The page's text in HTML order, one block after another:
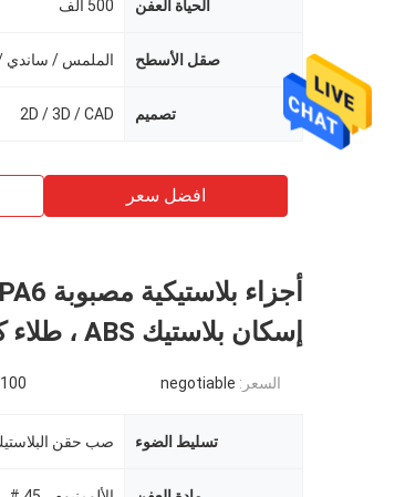
الحياة العفن 500 ألف
صقل الأسطح
تصميم 2D / 3D / CAD
افضل سعر
إسكان بلاستيك ABS ، طلاء كروم
السعر: negotiable 100 قطعة
تسليط الضوء